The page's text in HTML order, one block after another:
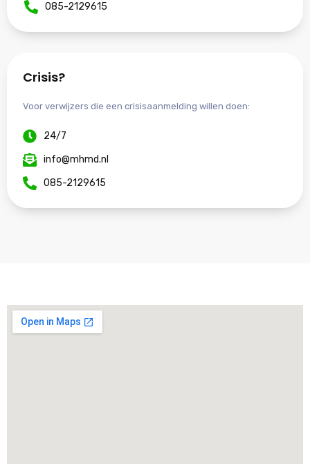
085-2129615
Crisis?
Voor verwijzers die een crisisaanmelding willen doen:
24/7
info@mhmd.nl
085-2129615